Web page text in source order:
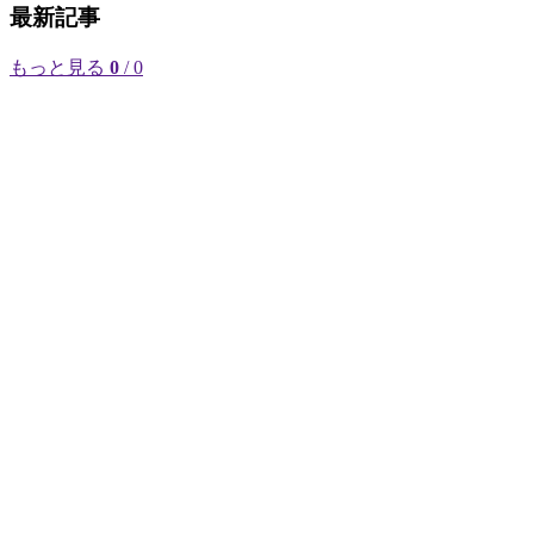
最新記事
もっと見る 0 / 0